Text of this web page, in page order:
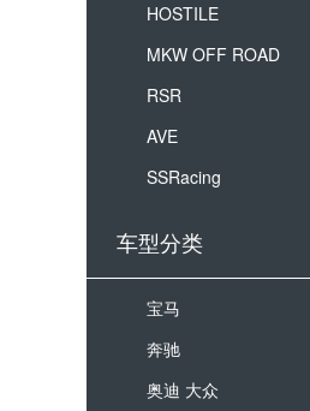
HOSTILE
MKW OFF ROAD
RSR
AVE
SSRacing
车型分类
宝马
奔驰
奥迪 大众